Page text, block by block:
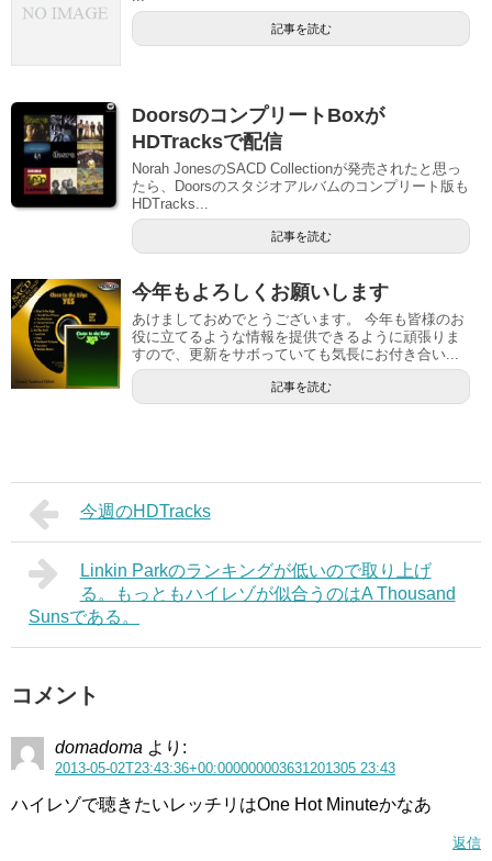
記事を読む
DoorsのコンプリートBoxが
HDTracksで配信
Norah JonesのSACD Collectionが発売されたと思っ
たら、Doorsのスタジオアルバムのコンプリート版も
HDTracks...
記事を読む
今年もよろしくお願いします
あけましておめでとうございます。 今年も皆様のお
役に立てるような情報を提供できるように頑張りま
すので、更新をサボっていても気長にお付き合い...
記事を読む
今週のHDTracks
Linkin Parkのランキングが低いので取り上げ
る。もっともハイレゾが似合うのはA Thousand
Sunsである。
コメント
domadoma より:
2013-05-02T23:43:36+00:000000003631201305 23:43
ハイレゾで聴きたいレッチリはOne Hot Minuteかなあ
返信